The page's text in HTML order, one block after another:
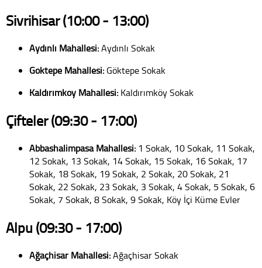
Sivrihisar (10:00 - 13:00)
Aydınlı Mahallesi:Aydınlı Sokak
Göktepe Mahallesi: Göktepe Sokak
Kaldırımköy Mahallesi: Kaldırımköy Sokak
Çifteler (09:30 - 17:00)
Abbashalimpaşa Mahallesi: 1 Sokak, 10 Sokak, 11 Sokak,
12 Sokak, 13 Sokak, 14 Sokak, 15 Sokak, 16 Sokak, 17
Sokak, 18 Sokak, 19 Sokak, 2 Sokak, 20 Sokak, 21
Sokak, 22 Sokak, 23 Sokak, 3 Sokak, 4 Sokak, 5 Sokak, 6
Sokak, 7 Sokak, 8 Sokak, 9 Sokak, Köy İçi Küme Evler
Alpu (09:30 - 17:00)
Ağaçhisar Mahallesi:Ağaçhisar Sokak